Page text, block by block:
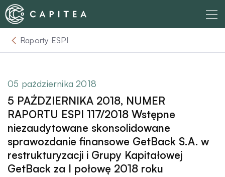
Skip
to
content
O nas
Dla Wierzyciela
Relacje Inwestorskie
Dla Dłużnika
Raporty ESPI
05 października 2018
5 PAŹDZIERNIKA 2018, NUMER
RAPORTU ESPI 117/2018 Wstępne
niezaudytowane skonsolidowane
sprawozdanie finansowe GetBack S.A. w
restrukturyzacji i Grupy Kapitałowej
GetBack za I połowę 2018 roku